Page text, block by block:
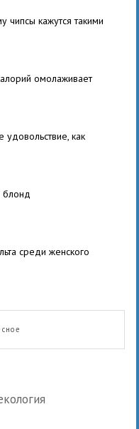
чипсы кажутся такими
омолаживает
удовольствие, как
блонд
среди женского